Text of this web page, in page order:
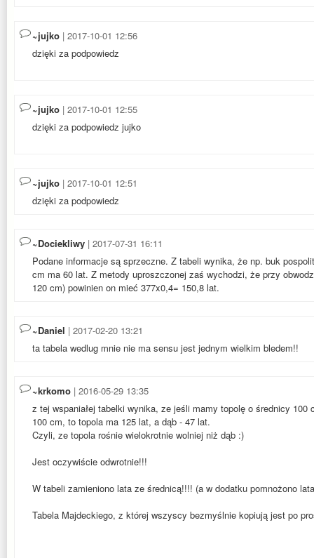
~jujko | 2017-10-01 12:56
dzięki za podpowiedz
~jujko | 2017-10-01 12:55
dzięki za podpowiedz jujko
~jujko | 2017-10-01 12:51
dzięki za podpowiedz
~Dociekliwy | 2017-07-31 16:11
Podane informacje są sprzeczne. Z tabeli wynika, że np. buk
cm ma 60 lat. Z metody uproszczonej zaś wychodzi, że przy
120 cm) powinien on mieć 377x0,4= 150,8 lat.
~Daniel | 2017-02-20 13:21
ta tabela wedlug mnie nie ma sensu jest jednym wielkim bledem!!
~krkomo | 2016-05-29 13:35
z tej wspaniałej tabelki wynika, ze jeśli mamy topolę o średnicy
100 cm, to topola ma 125 lat, a dąb - 47 lat.
Czyli, ze topola rośnie wielokrotnie wolniej niż dąb :)
Jest oczywiście odwrotnie!!!
W tabeli zamieniono lata ze średnicą!!!! (a w dodatku pomnożono
Tabela Majdeckiego, z której wszyscy bezmyślnie kopiują jest po